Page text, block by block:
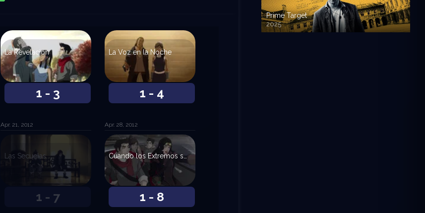
1 - 3
La Revelación
Apr. 21, 2012
1 - 4
La Voz en la Noche
Apr. 28, 2012
1 - 7
Las Secuelas
1 - 8
Cuando los Extremos se Encuentran
Prime Target
2025